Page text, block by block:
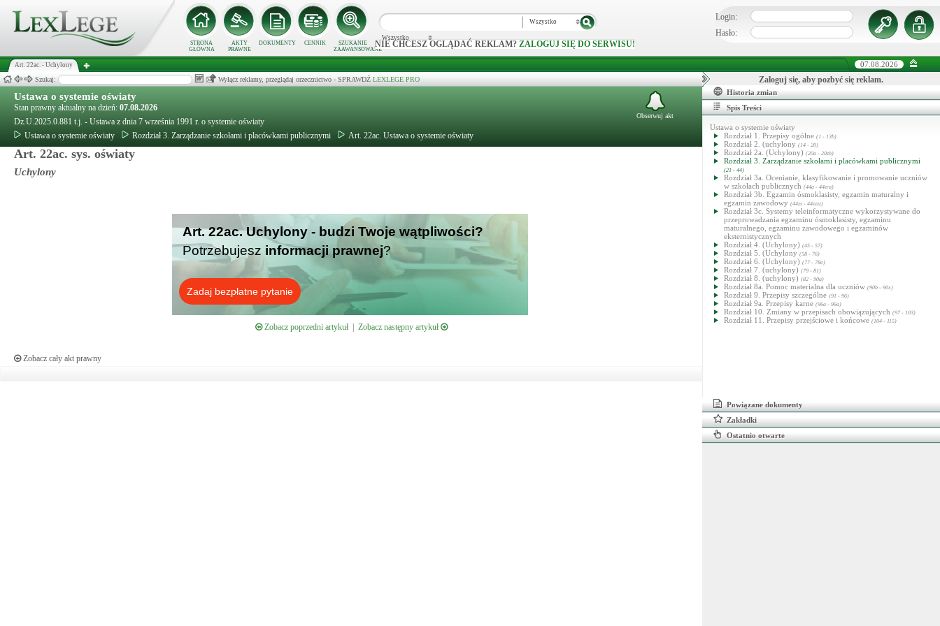
STRONA
GŁÓWNA
AKTY
PRAWNE
DOKUMENTY CENNIK
SZUKANIE
ZAAWANSOWANE
Wszystko
Wszystko
NIE CHCESZ OGLĄDAĆ REKLAM? ZALOGUJ SIĘ DO SERWISU!
Login:
Hasło:
Art. 22ac. - Uchylony 07.08.2026
Szukaj: Wyłącz reklamy, przeglądaj orzecznictwo - SPRAWDŹ LEXLEGE PRO
Ustawa o systemie oświaty
Stan prawny aktualny na dzień: 07.08.2026
Dz.U.2025.0.881 t.j. - Ustawa z dnia 7 września 1991 r. o systemie oświaty
Ustawa o systemie oświaty
Rozdział 3. Zarządzanie szkołami i placówkami publicznymi Art. 22ac. Ustawa o systemie oświaty
Obserwuj akt
Art. 22ac. sys. oświaty
Uchylony
Art. 22ac. Uchylony - budzi Twoje wątpliwości?
Potrzebujesz informacji prawnej?
Zadaj bezpłatne pytanie
Zobacz poprzedni artykuł| Zobacz następny artykuł
Zobacz cały akt prawny
Zaloguj się, aby pozbyć się reklam.
Historia zmian
Spis Treści
Ustawa o systemie oświaty
Rozdział 1. Przepisy ogólne (1 - 13b)
Rozdział 2. (uchylony (14 - 20)
Rozdział 2a. (Uchylony) (20a - 20zh)
Rozdział 3. Zarządzanie szkołami i placówkami publicznymi
(21 - 44)
Rozdział 3a. Ocenianie, klasyfikowanie i promowanie uczniów
w szkołach publicznych (44a - 44zra)
Rozdział 3b. Egzamin ósmoklasisty, egzamin maturalny i
egzamin zawodowy (44zs - 44zzzz)
Rozdział 3c. Systemy teleinformatyczne wykorzystywane do
przeprowadzania egzaminu ósmoklasisty, egzaminu
maturalnego, egzaminu zawodowego i egzaminów
eksternistycznych
Rozdział 4. (Uchylony) (45 - 57)
Rozdział 5. (Uchylony (58 - 76)
Rozdział 6. (Uchylony) (77 - 78e)
Rozdział 7. (uchylony) (79 - 81)
Rozdział 8. (uchylony) (82 - 90a)
Rozdział 8a. Pomoc materialna dla uczniów (90b - 90x)
Rozdział 9. Przepisy szczególne (91 - 96)
Rozdział 9a. Przepisy karne (96a - 96a)
Rozdział 10. Zmiany w przepisach obowiązujących (97 - 103)
Rozdział 11. Przepisy przejściowe i końcowe (104 - 115)
Powiązane dokumenty
Zakładki
Ostatnio otwarte